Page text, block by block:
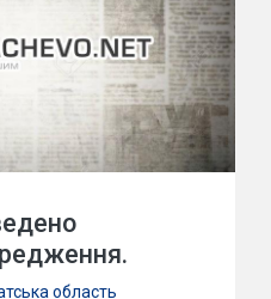
область